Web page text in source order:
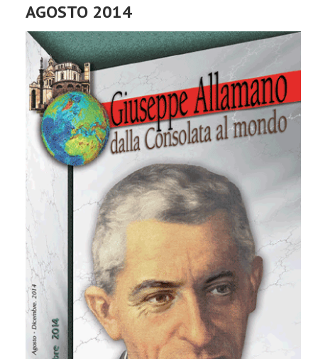
AGOSTO 2014